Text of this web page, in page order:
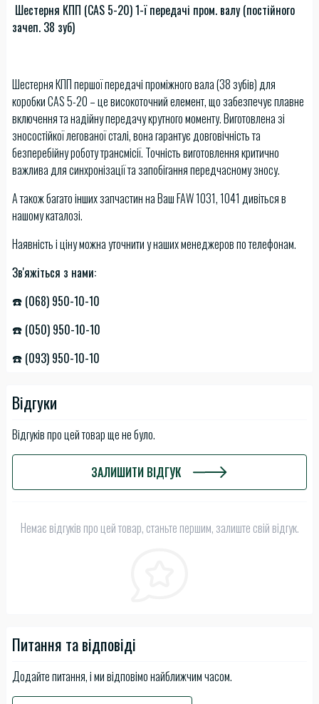
Шестерня КПП (CAS 5-20) 1-ї передачі пром. валу (постійного
зачеп. 38 зуб)
Шестерня КПП першої передачі проміжного вала (38 зубів) для
коробки CAS 5-20 – це високоточний елемент, що забезпечує плавне
включення та надійну передачу крутного моменту. Виготовлена зі
зносостійкої легованої сталі, вона гарантує довговічність та
безперебійну роботу трансмісії. Точність виготовлення критично
важлива для синхронізації та запобігання передчасному зносу.
А також багато інших запчастин на Ваш FAW 1031, 1041 дивіться в
нашому каталозі.
Наявність і ціну можна уточнити у наших менеджеров по телефонам.
Зв'яжіться з нами:
☎️ (068) 950-10-10
☎️ (050) 950-10-10
☎️ (093) 950-10-10
Відгуки
Відгуків про цей товар ще не було.
ЗАЛИШИТИ ВІДГУК
Немає відгуків про цей товар, станьте першим, залиште свій відгук.
Питання та відповіді
Додайте питання, і ми відповімо найближчим часом.